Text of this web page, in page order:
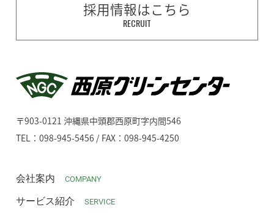
採用情報はこちら
RECRUIT
〒903-0121 沖縄県中頭郡西原町字内間546
TEL：098-945-5456 / FAX：098-945-4250
会社案内 COMPANY
サービス紹介 SERVICE